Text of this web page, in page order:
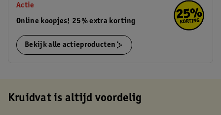
Actie
Online koopjes! 25% extra korting
Bekijk alle actieproducten
Kruidvat is altijd voordelig